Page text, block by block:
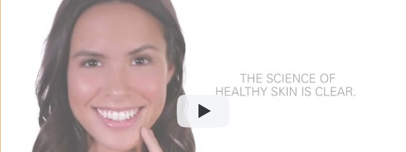
na Twoim urządzeniu podczas
do poprawy działania serwisu,
Dostosuj Zezwól na wszystkie